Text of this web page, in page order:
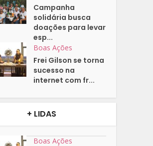
Campanha
solidária busca
doações para levar
esp...
Boas Ações
Frei Gilson se torna
sucesso na
internet com fr...
+ LIDAS
Boas Ações